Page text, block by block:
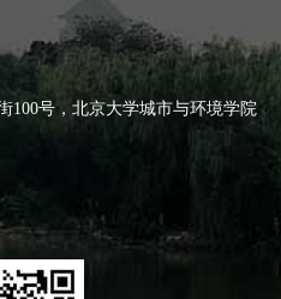
100号，北京大学城市与环境学院